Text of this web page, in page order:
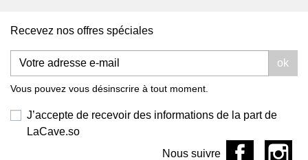
Recevez nos offres spéciales
ok
Vous pouvez vous désinscrire à tout moment.
J’accepte de recevoir des informations de la part de
LaCave.so
Nous suivre